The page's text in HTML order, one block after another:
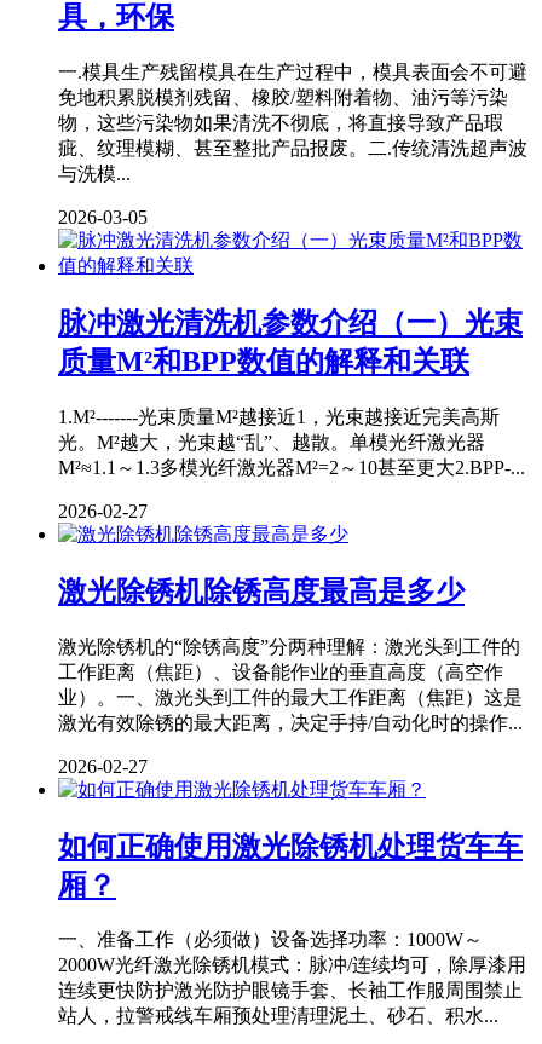
具，环保
一.模具生产残留模具在生产过程中，模具表面会不可避
免地积累脱模剂残留、橡胶/塑料附着物、油污等污染
物，这些污染物如果清洗不彻底，将直接导致产品瑕
疵、纹理模糊、甚至整批产品报废。二.传统清洗超声波
与洗模...
2026-03-05
脉冲激光清洗机参数介绍（一）光束
质量M²和BPP数值的解释和关联
1.M²-------光束质量M²越接近1，光束越接近完美高斯
光。M²越大，光束越“乱”、越散。单模光纤激光器
M²≈1.1～1.3多模光纤激光器M²=2～10甚至更大2.BPP-...
2026-02-27
激光除锈机除锈高度最高是多少
激光除锈机的“除锈高度”分两种理解：激光头到工件的
工作距离（焦距）、设备能作业的垂直高度（高空作
业）。一、激光头到工件的最大工作距离（焦距）这是
激光有效除锈的最大距离，决定手持/自动化时的操作...
2026-02-27
如何正确使用激光除锈机处理货车车
厢？
一、准备工作（必须做）设备选择功率：1000W～
2000W光纤激光除锈机模式：脉冲/连续均可，除厚漆用
连续更快防护激光防护眼镜手套、长袖工作服周围禁止
站人，拉警戒线车厢预处理清理泥土、砂石、积水...